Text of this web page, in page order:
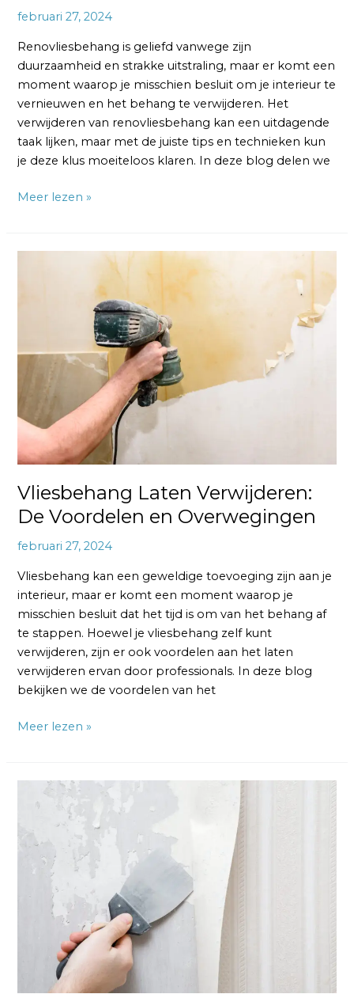
februari 27, 2024
Renovliesbehang is geliefd vanwege zijn
duurzaamheid en strakke uitstraling, maar er komt een
moment waarop je misschien besluit om je interieur te
vernieuwen en het behang te verwijderen. Het
verwijderen van renovliesbehang kan een uitdagende
taak lijken, maar met de juiste tips en technieken kun
je deze klus moeiteloos klaren. In deze blog delen we
Meer lezen »
Vliesbehang Laten Verwijderen:
De Voordelen en Overwegingen
februari 27, 2024
Vliesbehang kan een geweldige toevoeging zijn aan je
interieur, maar er komt een moment waarop je
misschien besluit dat het tijd is om van het behang af
te stappen. Hoewel je vliesbehang zelf kunt
verwijderen, zijn er ook voordelen aan het laten
verwijderen ervan door professionals. In deze blog
bekijken we de voordelen van het
en
Overwegingen
Meer lezen »
Vliesbehang
Verwijderen
Gipsplaat: